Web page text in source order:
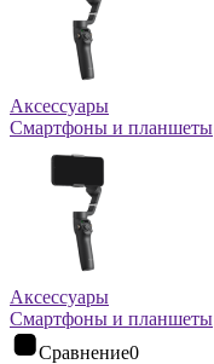
Аксессуары
Смартфоны и планшеты
Аксессуары
Смартфоны и планшеты
Сравнение0